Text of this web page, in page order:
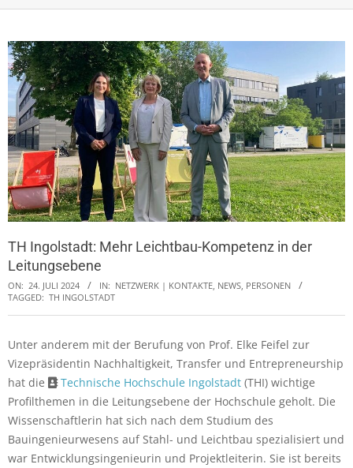
TH Ingolstadt: Mehr Leichtbau-Kompetenz in der
Leitungsebene
ON: 24. JULI 2024 IN: NETZWERK | KONTAKTE, NEWS PERSONEN
TAGGED: TH INGOLSTADT
Unter anderem mit der Berufung von Prof. Elke Feifel zur
Vizepräsidentin Nachhaltigkeit, Transfer und Entrepreneurship
hat die
Technische Hochschule Ingolstadt (THI) wichtige
Profilthemen in die Leitungsebene der Hochschule geholt. Die
Wissenschaftlerin hat sich nach dem Studium des
Bauingenieurwesens auf Stahl- und Leichtbau spezialisiert und
war Entwicklungsingenieurin und Projektleiterin. Sie ist bereits